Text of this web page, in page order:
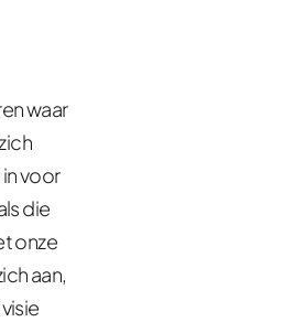
waar
voor
die
onze
aan,